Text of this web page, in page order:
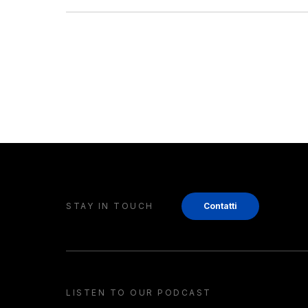
STAY IN TOUCH Contatti
LISTEN TO OUR PODCAST